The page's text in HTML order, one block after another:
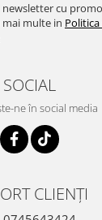
newsletter cu
mai multe in Politica
SOCIAL
ne în social media
CLIENȚI